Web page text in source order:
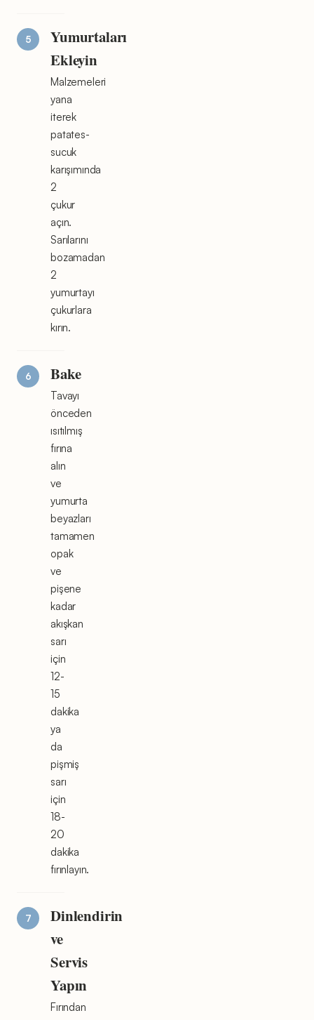
Yumurtaları
Ekleyin
Malzemeleri
yana
iterek
patates-
sucuk
karışımında
2
çukur
açın.
Sarılarını
bozamadan
2
yumurtayı
çukurlara
kırın.
Bake
Tavayı
önceden
ısıtılmış
fırına
alın
ve
yumurta
beyazları
tamamen
opak
ve
pişene
kadar
akışkan
sarı
için
12-
15
dakika
ya
da
pişmiş
sarı
için
18-
20
dakika
fırınlayın.
Dinlendirin
ve
Servis
Yapın
Fırından